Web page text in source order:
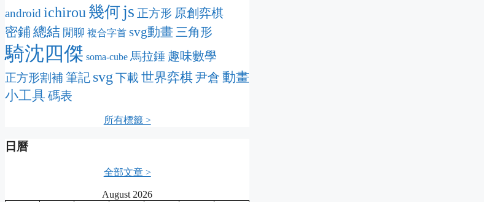
androidichirou幾何js 正方形 原創弈棋
密鋪總結 閒聊 複合字首 svg動畫 三角形
騎沈四傑 soma-cube 馬拉錘 趣味數學
正方形割補 筆記 svg下載 世界弈棋尹倉 動畫
小工具 碼表
所有標籤 >
日曆
全部文章 >
August 2026